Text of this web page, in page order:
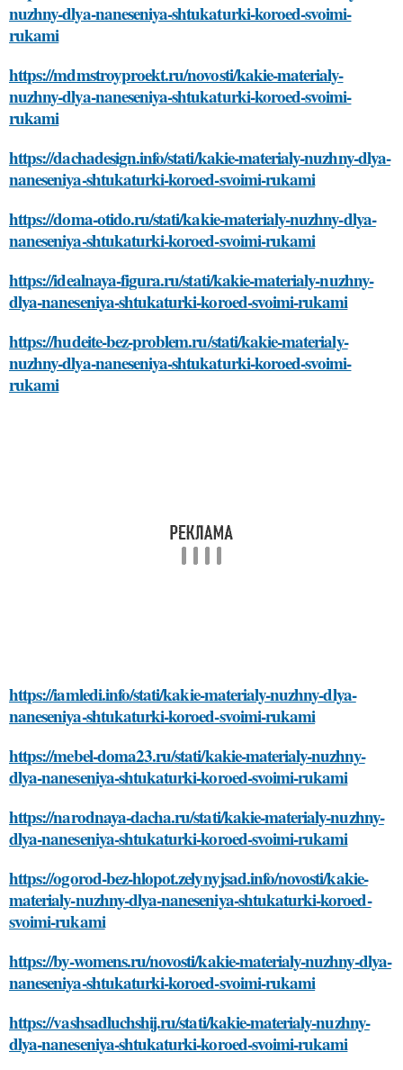
nuzhny-dlya-naneseniya-shtukaturki-koroed-svoimi-
rukami
https://mdmstroyproekt.ru/novosti/kakie-materialy-
nuzhny-dlya-naneseniya-shtukaturki-koroed-svoimi-
rukami
https://dachadesign.info/stati/kakie-materialy-nuzhny-dlya-
naneseniya-shtukaturki-koroed-svoimi-rukami
https://doma-otido.ru/stati/kakie-materialy-nuzhny-dlya-
naneseniya-shtukaturki-koroed-svoimi-rukami
https://idealnaya-figura.ru/stati/kakie-materialy-nuzhny-
dlya-naneseniya-shtukaturki-koroed-svoimi-rukami
https://hudeite-bez-problem.ru/stati/kakie-materialy-
nuzhny-dlya-naneseniya-shtukaturki-koroed-svoimi-
rukami
https://iamledi.info/stati/kakie-materialy-nuzhny-dlya-
naneseniya-shtukaturki-koroed-svoimi-rukami
https://mebel-doma23.ru/stati/kakie-materialy-nuzhny-
dlya-naneseniya-shtukaturki-koroed-svoimi-rukami
https://narodnaya-dacha.ru/stati/kakie-materialy-nuzhny-
dlya-naneseniya-shtukaturki-koroed-svoimi-rukami
https://ogorod-bez-hlopot.zelynyjsad.info/novosti/kakie-
materialy-nuzhny-dlya-naneseniya-shtukaturki-koroed-
svoimi-rukami
https://by-womens.ru/novosti/kakie-materialy-nuzhny-dlya-
naneseniya-shtukaturki-koroed-svoimi-rukami
https://vashsadluchshij.ru/stati/kakie-materialy-nuzhny-
dlya-naneseniya-shtukaturki-koroed-svoimi-rukami